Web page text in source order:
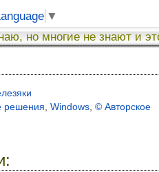
▼
но многие не знают и
решения Windows © Авторское